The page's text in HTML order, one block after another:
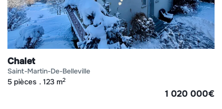
Chalet
saint-martin-de-belleville
5 pièces 123 m2
1 020 000€